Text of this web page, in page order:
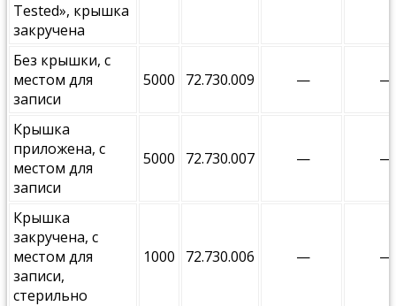
Tested», крышка
закручена
Без крышки, с
местом для
записи
5000 72.730.009 — —
Крышка
приложена, с
местом для
записи
5000 72.730.007 — —
Крышка
закручена, с
местом для
записи,
стерильно
1000 72.730.006 — —